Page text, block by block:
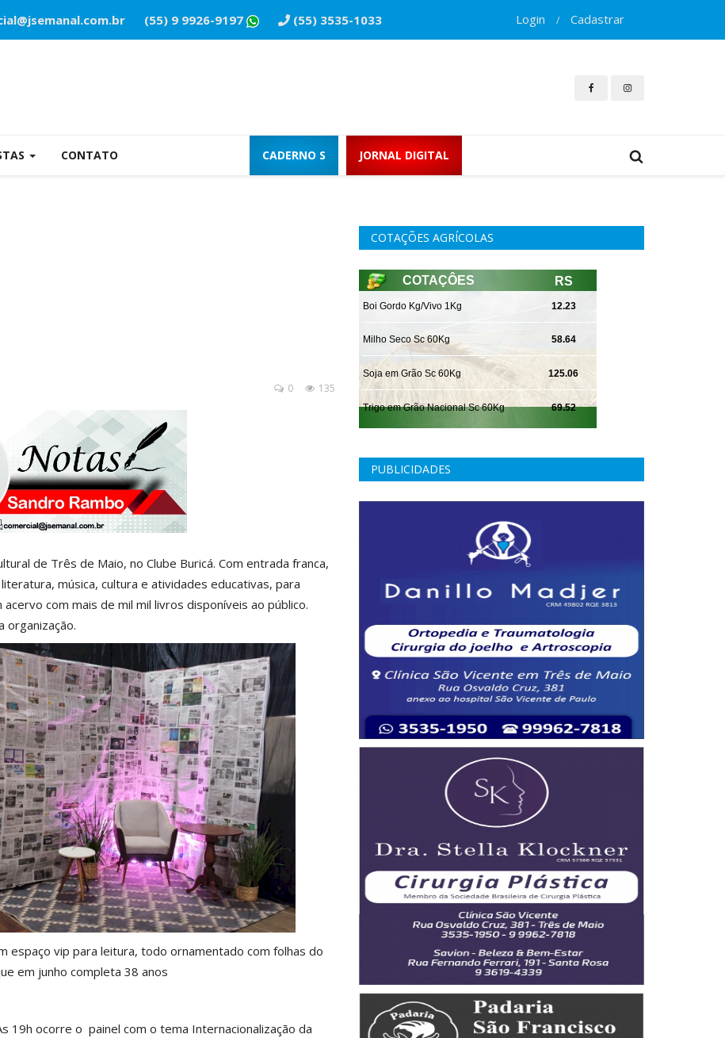
(55) 9 9926-9197 (55) 3535-1033 Login / Cadastrar
CONTATO CADERNO S JORNAL DIGITAL
135
0
de Três de Maio, no Clube Buricá. Com entrada franca,
música, cultura e atividades educativas, para
com mais de mil mil livros disponíveis ao público.
organização.
vip para leitura, todo ornamentado com folhas do
em junho completa 38 anos
19h ocorre o painel com o tema Internacionalização da
COTAÇÕES AGRÍCOLAS
PUBLICIDADES